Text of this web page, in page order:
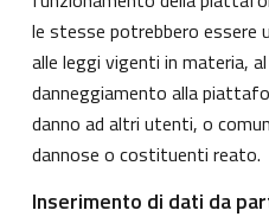
le stesse potrebbero
alle leggi vigenti in materia,
danneggiamento alla
danno ad altri utenti, o
dannose o costituenti reato.
Inserimento di dati da